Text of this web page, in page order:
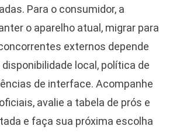
Para o consumidor, a
o aparelho atual, migrar para
externos depende
local, política de
de interface. Acompanhe
avalie a tabela de prós e
e faça sua próxima escolha